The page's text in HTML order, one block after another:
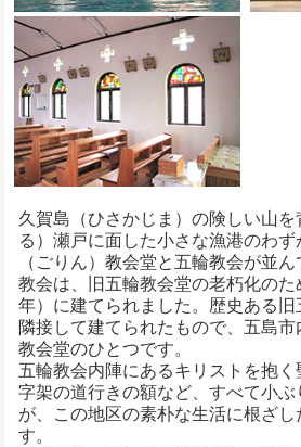
久賀島（ひさかじま）の険しい山
る）瀬戸に面した小さな漁港のわ
（ごりん）教会堂と五輪教会が並
教会は、旧五輪教会堂の老朽化の
年）に建てられました。歴史ある旧
隣接して建てられたもので、五島
教会堂のひとつです。
五輪教会内陣にあるキリストを抱
字架の道行きの額など、すべて小
が、この地区の素朴な生活に根ざし
す。